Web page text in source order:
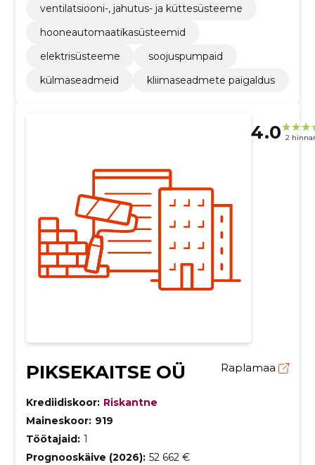
ventilatsiooni-, jahutus- ja küttesüsteeme
hooneautomaatikasüsteemid
elektrisüsteeme
soojuspumpaid
külmaseadmeid
kliimaseadmete paigaldus
4.0 2
PIKSEKAITSE OÜ Raplamaa
Krediidiskoor: Riskantne
Maineskoor: 919
Töötajaid: 1
Prognooskäive (2026): 52 662 €